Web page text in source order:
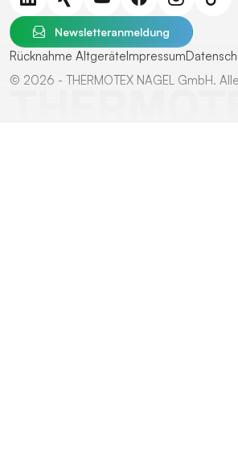
Newsletteranmeldung
Rücknahme AltgeräteImpressum
© 2026 - THERMOTEX NAGEL GmbH.